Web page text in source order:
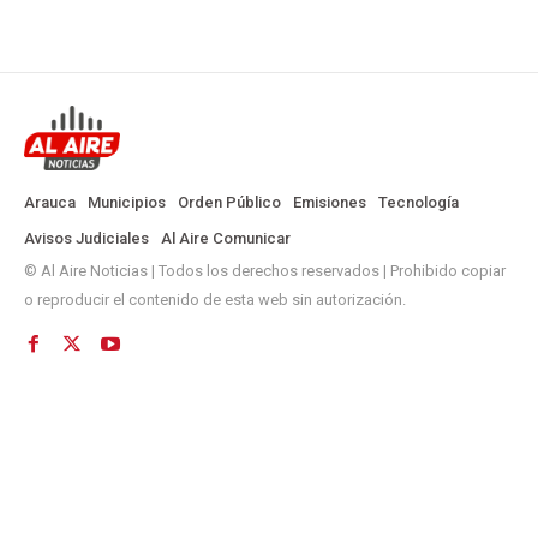
Arauca Municipios Orden Público Emisiones
Tecnología
Avisos Judiciales
Al Aire Comunicar
© Al Aire Noticias | Todos los derechos reservados | Prohibido copiar
o reproducir el contenido de esta web sin autorización.